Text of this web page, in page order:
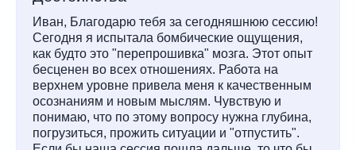
Иван, Благодарю тебя за сегодняшнюю сессию!
Сегодня я испытала бомбические ощущения,
как будто это "перепрошивка" мозга. Этот опыт
бесценен во всех отношениях. Работа на
верхнем уровне привела меня к качественным
осознаниям и новым мыслям. Чувствую и
понимаю, что по этому вопросу нужна глубина,
погрузиться, прожить ситуации и "отпустить".